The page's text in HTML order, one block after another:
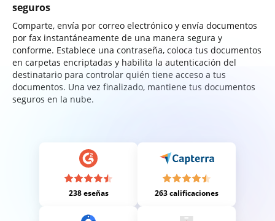
seguros
Comparte, envía por correo electrónico y envía documentos
por fax instantáneamente de una manera segura y
conforme. Establece una contraseña, coloca tus documentos
en carpetas encriptadas y habilita la autenticación del
destinatario para controlar quién tiene acceso a tus
documentos. Una vez finalizado, mantiene tus documentos
seguros en la nube.
238 eseñas 263 calificaciones